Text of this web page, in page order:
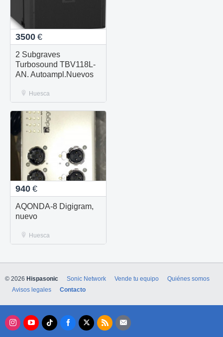
3500 €
2 Subgraves
Turbosound TBV118L-
AN. Autoampl.Nuevos
Huesca
940 €
AQONDA-8 Digigram,
nuevo
Huesca
© 2026 Hispasonic Sonic Network Vende tu equipo
Quiénes somos
Avisos legales
Contacto